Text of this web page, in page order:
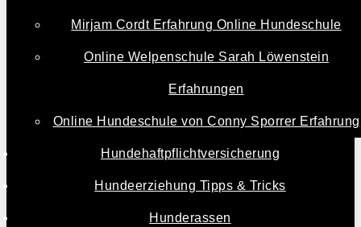
Mirjam Cordt Erfahrung Online Hundeschule
Online Welpenschule Sarah Löwenstein
Erfahrungen
Online Hundeschule von Conny Sporrer Erfahrung
Hundehaftpflichtversicherung
Hundeerziehung Tipps & Tricks
Hunderassen